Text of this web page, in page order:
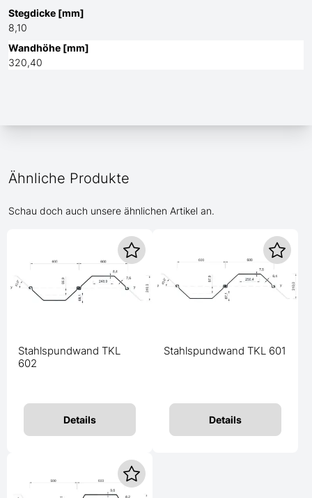
Stegdicke [mm]
8,10
Wandhöhe [mm]
320,40
Ähnliche Produkte
Schau doch auch unsere ähnlichen Artikel an.
Stahlspundwand TKL
602
Details
Stahlspundwand TKL 601
Details